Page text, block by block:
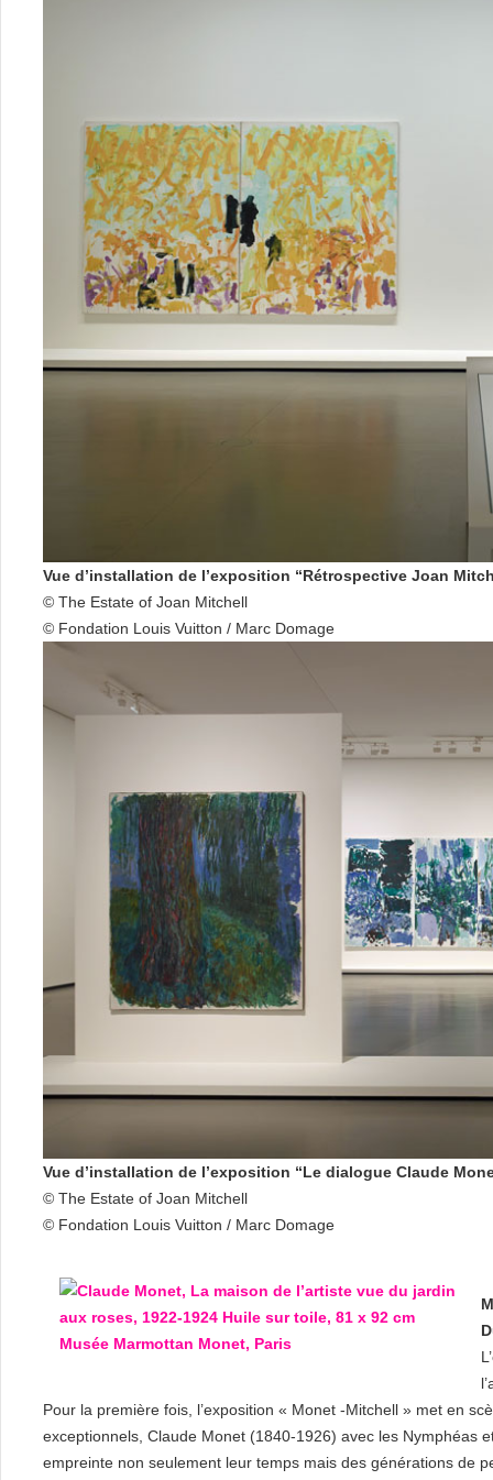
Vue d’installation de l’exposition “Rétrospective Joan
© The Estate of Joan Mitchell
© Fondation Louis Vuitton / Marc Domage
Vue d’installation de l’exposition “Le dialogue Claude
© The Estate of Joan Mitchell
© Fondation Louis Vuitton / Marc Domage
Pour la première fois, l’exposition « Monet -Mitchell » met en
exceptionnels, Claude Monet (1840-1926) avec les Nymphéas
empreinte non seulement leur temps mais des générations de